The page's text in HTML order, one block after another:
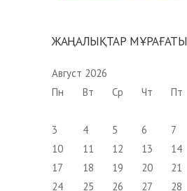
ЖАҢАЛЫҚТАР МҰРАҒАТЫ
Август 2026
Пн
Вт Ср Чт Пт
3
4 5 6 7
10
11 12 13 14
17
18 19 20 21
24
25 26 27 28